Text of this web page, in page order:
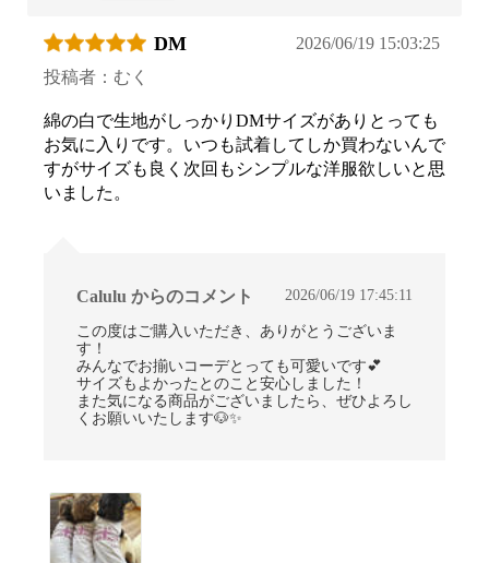
DM
2026/06/19 15:03:25
投稿者：むく
綿の白で生地がしっかりDMサイズがありとっても
お気に入りです。いつも試着してしか買わないんで
すがサイズも良く次回もシンプルな洋服欲しいと思
いました。
Calulu からのコメント 2026/06/19 17:45:11
この度はご購入いただき、ありがとうございま
す！
みんなでお揃いコーデとっても可愛いです💕
サイズもよかったとのこと安心しました！
また気になる商品がございましたら、ぜひよろし
くお願いいたします🐶✨